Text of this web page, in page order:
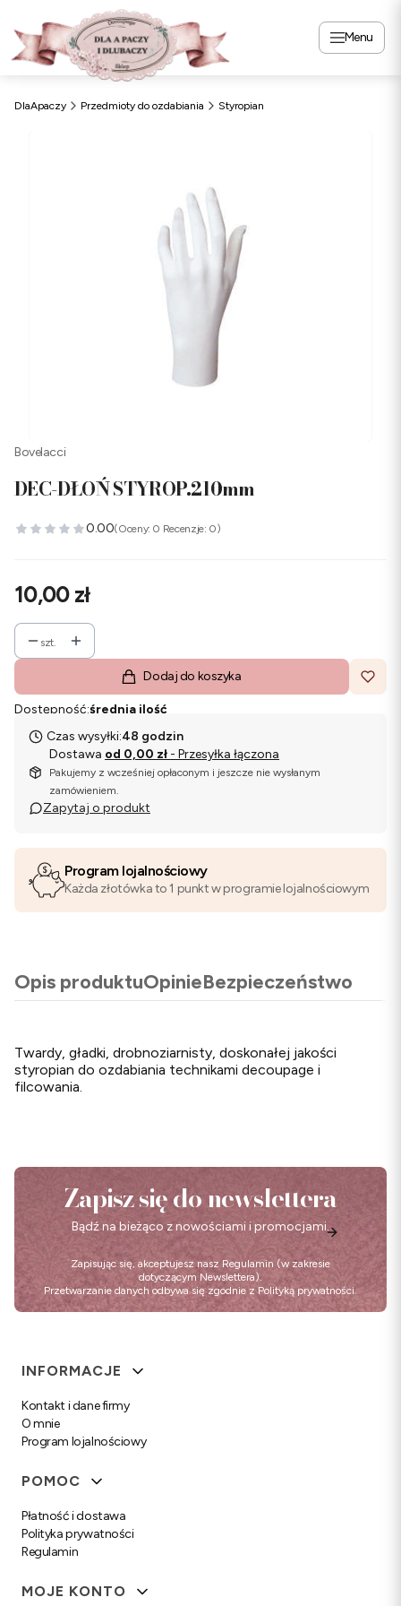
Menu
DlaApaczy Przedmioty do ozdabiania Styropian
Bovelacci
DEC-DŁOŃ STYROP.210mm
0.00(Oceny: 0 Recenzje: 0)
Cena
10,00 zł
szt.
Dodaj do koszyka
Dostępność:średnia ilość
Czas wysyłki:48 godzin
Dostawa od 0,00 zł - Przesyłka łączona
Pakujemy z wcześniej opłaconym i jeszcze nie wysłanym
zamówieniem.
Zapytaj o produkt
Program lojalnościowy
Każda złotówka to 1 punkt w programie lojalnościowym
Opis produktuOpinieBezpieczeństwo
Twardy, gładki, drobnoziarnisty, doskonałej jakości
styropian do ozdabiania technikami decoupage i
filcowania.
Zapisz się do newslettera
Bądź na bieżąco z nowościami i promocjami.
Zapisując się, akceptujesz nasz Regulamin (w zakresie
dotyczącym Newslettera).
Przetwarzanie danych odbywa się zgodnie z Polityką prywatności.
Linki w stopce
INFORMACJE
Kontakt i dane firmy
O mnie
Program lojalnościowy
POMOC
Płatność i dostawa
Polityka prywatności
Regulamin
MOJE KONTO